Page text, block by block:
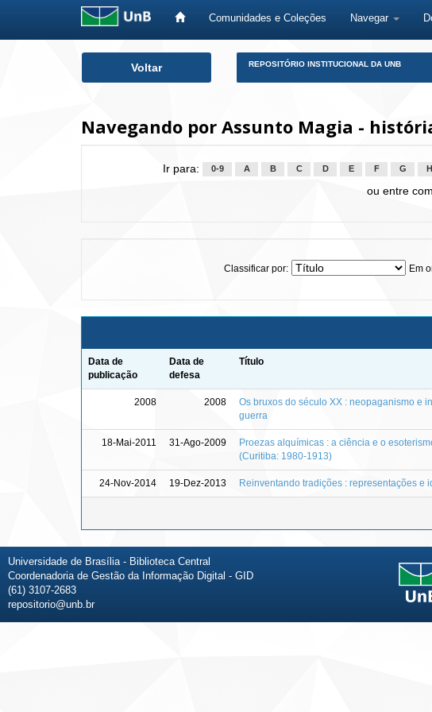
Comunidades e Coleções Navegar
Voltar REPOSITÓRIO INSTITUCIONAL DA UNB
Navegando por Assunto Magia -
Ir para: 0-9 A B C D E F G H
ou entre
Classificar por: Em
Data de
publicação
Data de
defesa
Título
2008 2008
Os bruxos do século XX : neopaganismo e
guerra
18-Mai-2011 31-Ago-2009
Proezas alquímicas : a ciência e o
(Curitiba: 1980-1913)
24-Nov-2014 19-Dez-2013 Reinventando tradições : representações e
Universidade de Brasília - Biblioteca Central
Coordenadoria de Gestão da Informação Digital - GID
(61) 3107-2683
repositorio@unb.br